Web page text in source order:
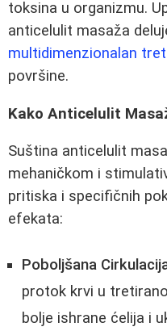
toksina u organizmu.
anticelulit masaža
multidimenzionalan
površine.
Kako Anticelulit
Suština anticelulit
mehaničkom i
pritiska i specifičnih
efekata:
Poboljšana
protok krvi u
bolje ishrane ćelija i